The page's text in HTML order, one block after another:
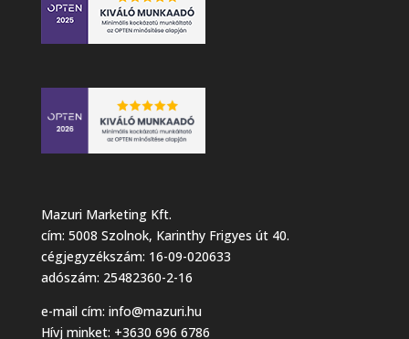
Mazuri Marketing Kft.
cím: 5008 Szolnok, Karinthy Frigyes út 40.
cégjegyzékszám: 16-09-020633
adószám: 25482360-2-16
e-mail cím: info@mazuri.hu
Hívj minket: +3630 696 6786